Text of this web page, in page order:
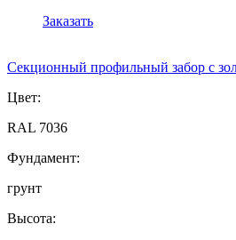
Заказать
Секционный профильный забор с
Цвет:
RAL 7036
Фундамент:
грунт
Высота: